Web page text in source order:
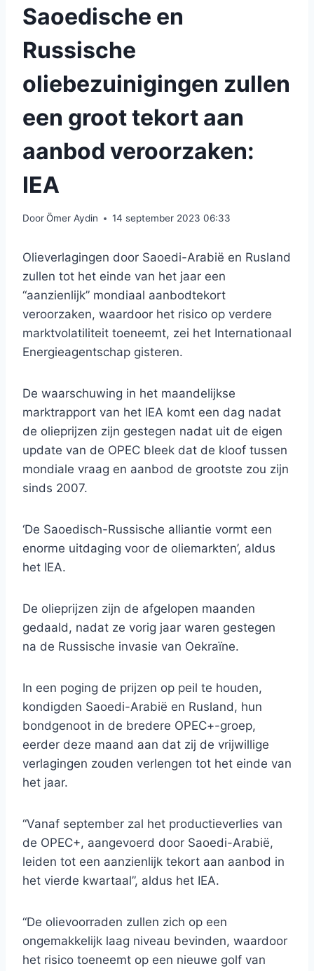
Saoedische en
Russische
oliebezuinigingen zullen
een groot tekort aan
aanbod veroorzaken:
IEA
DoorÖmer Aydin 14 september 2023 06:33
Olieverlagingen door Saoedi-Arabië en Rusland
zullen tot het einde van het jaar een
“aanzienlijk” mondiaal aanbodtekort
veroorzaken, waardoor het risico op verdere
marktvolatiliteit toeneemt, zei het Internationaal
Energieagentschap gisteren.
De waarschuwing in het maandelijkse
marktrapport van het IEA komt een dag nadat
de olieprijzen zijn gestegen nadat uit de eigen
update van de OPEC bleek dat de kloof tussen
mondiale vraag en aanbod de grootste zou zijn
sinds 2007.
‘De Saoedisch-Russische alliantie vormt een
enorme uitdaging voor de oliemarkten’, aldus
het IEA.
De olieprijzen zijn de afgelopen maanden
gedaald, nadat ze vorig jaar waren gestegen
na de Russische invasie van Oekraïne.
In een poging de prijzen op peil te houden,
kondigden Saoedi-Arabië en Rusland, hun
bondgenoot in de bredere OPEC+-groep,
eerder deze maand aan dat zij de vrijwillige
verlagingen zouden verlengen tot het einde van
het jaar.
“Vanaf september zal het productieverlies van
de OPEC+, aangevoerd door Saoedi-Arabië,
leiden tot een aanzienlijk tekort aan aanbod in
het vierde kwartaal”, aldus het IEA.
“De olievoorraden zullen zich op een
ongemakkelijk laag niveau bevinden, waardoor
het risico toeneemt op een nieuwe golf van